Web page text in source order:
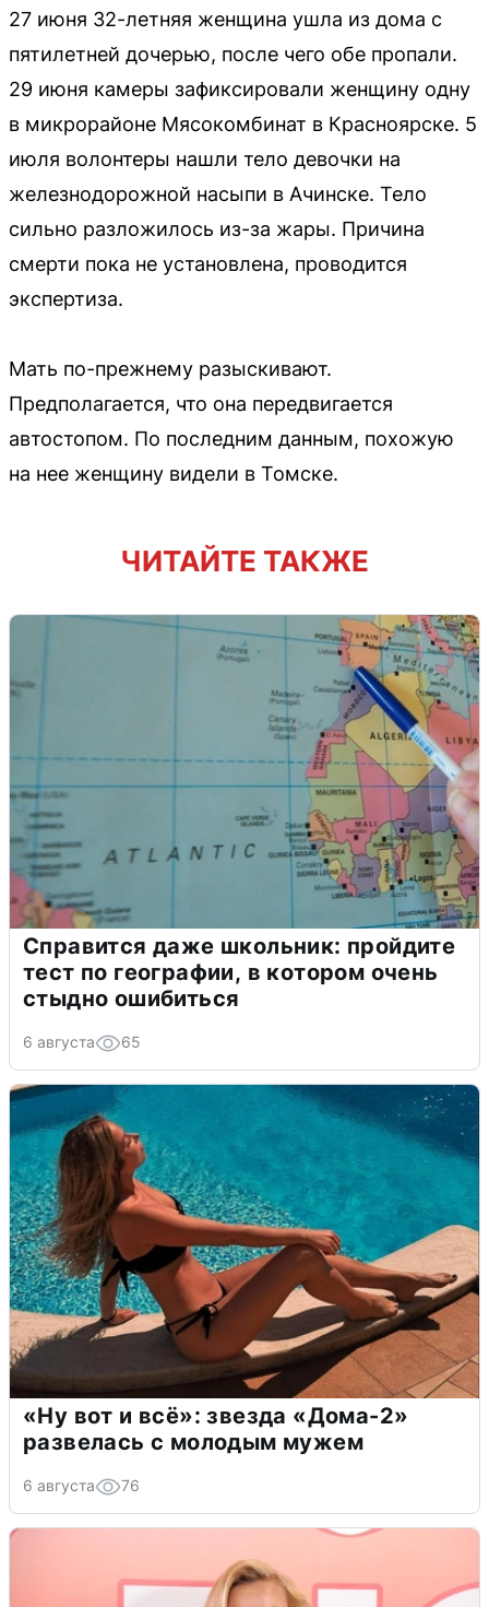
27 июня 32-летняя женщина ушла из дома с
пятилетней дочерью, после чего обе пропали.
29 июня камеры зафиксировали женщину одну
в микрорайоне Мясокомбинат в Красноярске. 5
июля волонтеры нашли тело девочки на
железнодорожной насыпи в Ачинске. Тело
сильно разложилось из-за жары. Причина
смерти пока не установлена, проводится
экспертиза.
Мать по-прежнему разыскивают.
Предполагается, что она передвигается
автостопом. По последним данным, похожую
на нее женщину видели в Томске.
ЧИТАЙТЕ ТАКЖЕ
Справится даже школьник: пройдите
тест по географии, в котором очень
стыдно ошибиться
6 августа 65
«Ну вот и всё»: звезда «Дома-2»
развелась с молодым мужем
6 августа 76